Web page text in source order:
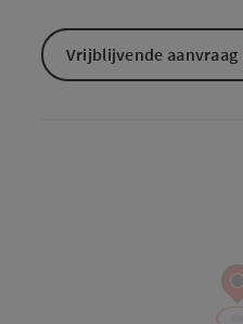
Vrijblijvende aanvraag